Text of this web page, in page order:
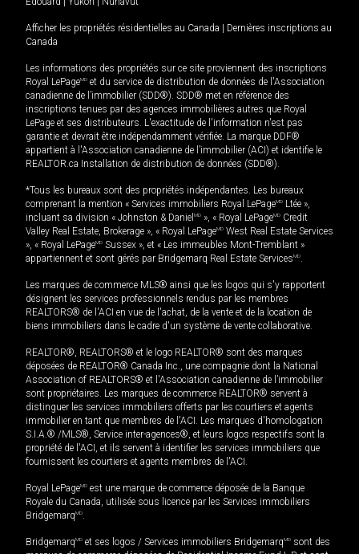
Afficher les propriétés résidentielles au Canada
Dernières inscriptions au
Canada
Les informations des propriétés sur ce site proviennent des inscriptions
Royal LePageMD et du service de distribution de données de l'Association
canadienne de l’immobilier (SDD®). SDD® met en référence des
inscriptions tenues par des agences immobilières autres que Royal
LePage et ses distributeurs. L'exactitude de l'information n'est pas
garantie et devrait être indépendamment vérifiée. La marque DDF®
appartient à l'Association canadienne de l’immobilier (ACI) et identifie le
REALTOR.ca Installation de distribution de données (SDD®).
*Tous les bureaux sont des propriétés indépendantes. Les bureaux
comprenant la mention « Services immobiliers Royal LePageMD Ltée »,
incluant sa division « Johnston & Daniel MD », « Royal LePageMD Credit
Valley Real Estate, Brokerage », « Royal LePageMD West Real Estate Services
», « Royal LePageMD Sussex », et « Les immeubles Mont-Tremblant »
appartiennent et sont gérés par Bridgemarq Real Estate ServicesMD.
Les marques de commerce MLS® ainsi que les logos qui s'y rapportent
désignent les services professionnels rendus par les membres
REALTORS® de l'ACI en vue de l'achat, de la vente et de la location de
biens immobiliers dans le cadre d'un système de vente collaborative.
REALTOR®, REALTORS® et le logo REALTOR® sont des marques
déposées de REALTOR® Canada Inc., une compagnie dont la National
Association of REALTORS® et l'Association canadienne de l’immobilier
sont propriétaires. Les marques de commerce REALTOR® servent à
distinguer les services immobiliers offerts par les courtiers et agents
immobilier en tant que membres de l'ACI. Les marques d'homologation
S.I.A.® /MLS®, Service inter-agences®, et leurs logos respectifs sont la
propriété de l'ACI, et ils servent à identifier les services immobiliers que
fournissent les courtiers et agents membres de l'ACI.
Royal LePageMD est une marque de commerce déposée de la Banque
Royale du Canada, utilisée sous licence par les Services immobiliers
BridgemarqMD.
BridgemarqMD et ses logos / Services immobiliers BridgemarqMD sont des